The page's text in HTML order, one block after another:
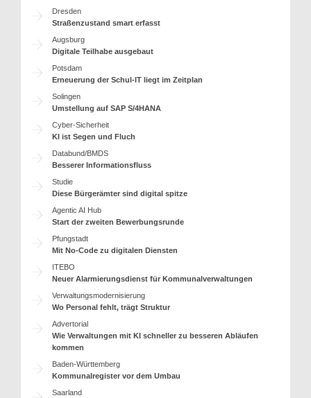
Dresden
Straßenzustand smart erfasst
Augsburg
Digitale Teilhabe ausgebaut
Potsdam
Erneuerung der Schul-IT liegt im Zeitplan
Solingen
Umstellung auf SAP S/4HANA
Cyber-Sicherheit
KI ist Segen und Fluch
Databund/BMDS
Besserer Informationsfluss
Studie
Diese Bürgerämter sind digital spitze
Agentic AI Hub
Start der zweiten Bewerbungsrunde
Pfungstadt
Mit No-Code zu digitalen Diensten
ITEBO
Neuer Alarmierungsdienst für Kommunalverwaltungen
Verwaltungsmodernisierung
Wo Personal fehlt, trägt Struktur
Advertorial
Wie Verwaltungen mit KI schneller zu besseren Abläufen
kommen
Baden-Württemberg
Kommunalregister vor dem Umbau
Saarland